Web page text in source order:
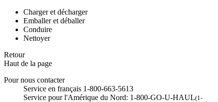
Charger et décharger
Emballer et déballer
Conduire
Nettoyer
Retour
Haut de la page
Pour nous contacter
Service en français 1-800-663-5613
Service pour l'Amérique du Nord: 1-800-GO-U-HAUL(1-